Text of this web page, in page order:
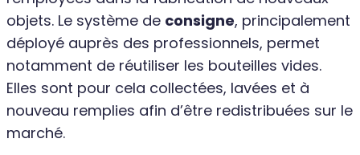
objets. Le système de consigne, principalement
déployé auprès des professionnels, permet
notamment de réutiliser les bouteilles vides.
Elles sont pour cela collectées, lavées et à
nouveau remplies afin d’être redistribuées sur le
marché.